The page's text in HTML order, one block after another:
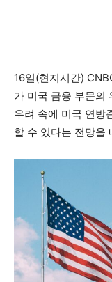
16일(현지시간)
가 미국 금융 부문의
우려 속에 미국 연방
할 수 있다는 전망을